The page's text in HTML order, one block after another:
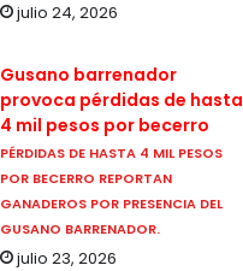
julio 24, 2026
Gusano barrenador
provoca pérdidas de hasta
4 mil pesos por becerro
PÉRDIDAS DE HASTA 4 MIL PESOS
POR BECERRO REPORTAN
GANADEROS POR PRESENCIA DEL
GUSANO BARRENADOR.
julio 23, 2026